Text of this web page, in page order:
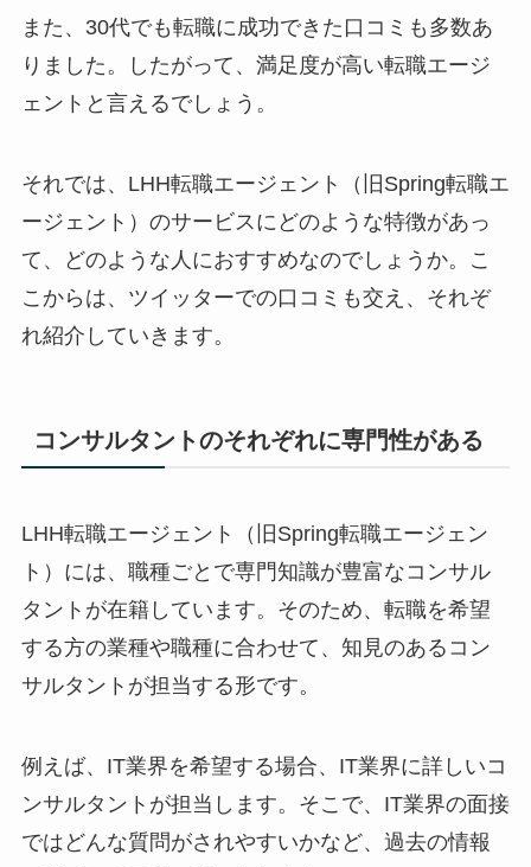
また、30代でも転職に成功できた口コミも多数あ
りました。したがって、満足度が高い転職エージ
ェントと言えるでしょう。
それでは、LHH転職エージェント（旧Spring転職エ
ージェント）のサービスにどのような特徴があっ
て、どのような人におすすめなのでしょうか。こ
こからは、ツイッターでの口コミも交え、それぞ
れ紹介していきます。
コンサルタントのそれぞれに専門性がある
LHH転職エージェント（旧Spring転職エージェン
ト）には、職種ごとで専門知識が豊富なコンサル
タントが在籍しています。そのため、転職を希望
する方の業種や職種に合わせて、知見のあるコン
サルタントが担当する形です。
例えば、IT業界を希望する場合、IT業界に詳しいコ
ンサルタントが担当します。そこで、IT業界の面接
ではどんな質問がされやすいかなど、過去の情報